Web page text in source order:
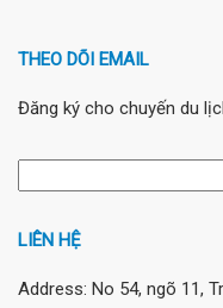
THEO DÕI EMAIL
Đăng ký cho chuyến du
LIÊN HỆ
Address: No 54, ngõ 11,